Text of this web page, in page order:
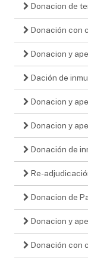
Donacion de
Donación con
Donacion y
Dación de
Donacion y
Donacion y
Donación de
Re-
Donacion de
Donacion y
Donación con